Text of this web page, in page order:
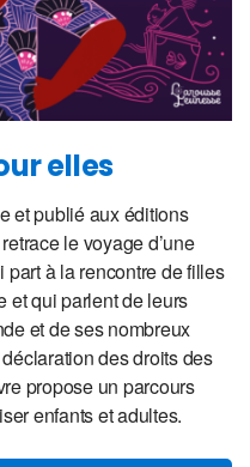
elles
et publié aux éditions
le voyage d’une
à la rencontre de filles
et qui parlent de leurs
et de ses nombreux
des droits des
propose un parcours
enfants et adultes.